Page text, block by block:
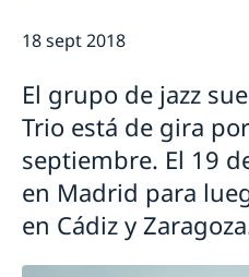
Prioridades en la
18 sept 2018
El grupo de jazz
Trio está de gira
septiembre. El 19
en Madrid para
en Cádiz y